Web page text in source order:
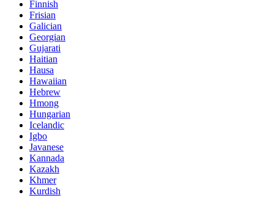
Finnish
Frisian
Galician
Georgian
Gujarati
Haitian
Hausa
Hawaiian
Hebrew
Hmong
Hungarian
Icelandic
Igbo
Javanese
Kannada
Kazakh
Khmer
Kurdish